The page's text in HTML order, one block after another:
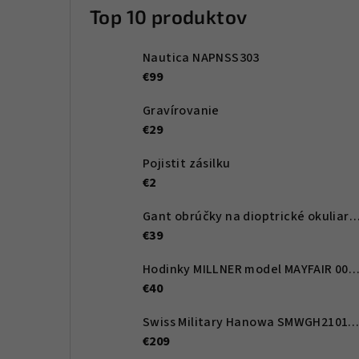
Top 10 produktov
Nautica NAPNSS303
€99
Gravírovanie
€29
Pojistit zásilku
€2
Gant obrúčky na dioptrické okuliare GA4107 068 53 - Dámské
€39
Hodinky MILLNER model MAYFAIR 0010107
€40
Swiss Military Hanowa SMWGH2101660
€209